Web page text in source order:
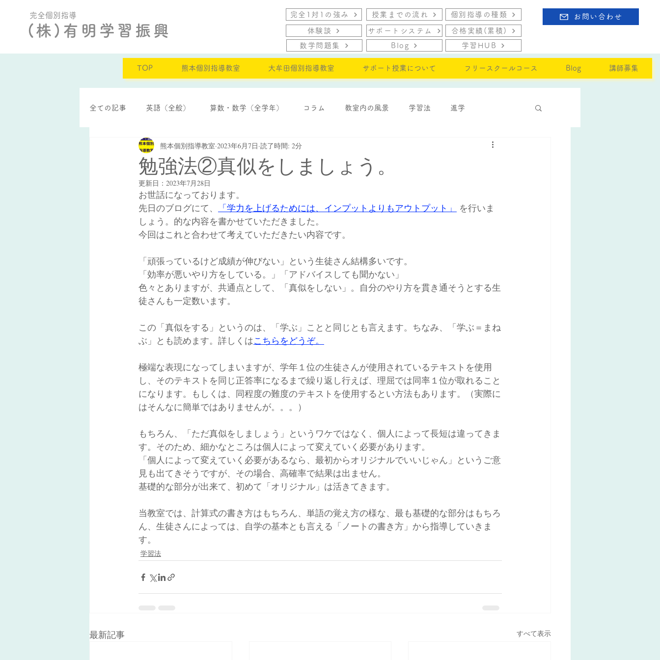
完全個別指導
(株)有明学習振興
完全1対1の強み 授業までの流れ 個別指導の種類
体験談
数学問題集
サポートシステム
合格実績(累積)
Blog
学習HUB
お問い合わせ
TOP 熊本個別指導教室 大牟田個別指導教室 サポート授業について フリースクールコース Blog 講師募集
全ての記事 英語（全般） 算数・数学（全学年） コラム 教室内の風景 学習法 進学
定期テスト結果 自己肯定感・モチベーション
勉強法②真似をしましょう。
熊本個別指導教室 2023年6月7日 読了時間: 2分
更新日： 2023年7月28日
お世話になっております。
先日のブログにて、
「学力を上げるためには、インプットよりもアウトプット」
を行いま
しょう。的な内容を書かせていただきました。
今回はこれと合わせて考えていただきたい内容です。
「頑張っているけど成績が伸びない」という生徒さん結構多いです。
「効率が悪いやり方をしている。」「アドバイスしても聞かない」
色々とありますが、共通点として、「真似をしない」。自分のやり方を貫き通そうとする生
徒さんも一定数います。
この「真似をする」というのは、「学ぶ」ことと同じとも言えます。ちなみ、「学ぶ＝まね
ぶ」とも読めます。詳しくはこちらをどうぞ。
極端な表現になってしまいますが、学年１位の生徒さんが使用されているテキストを使用
し、そのテキストを同じ正答率になるまで繰り返し行えば、理屈では同率１位が取れること
になります。もしくは、同程度の難度のテキストを使用するとい方法もあります。（実際に
はそんなに簡単ではありませんが。。。）
もちろん、「ただ真似をしましょう」というワケではなく、個人によって長短は違ってきま
す。そのため、細かなところは個人によって変えていく必要があります。
「個人によって変えていく必要があるなら、最初からオリジナルでいいじゃん」というご意
見も出てきそうですが、その場合、高確率で結果は出ません。
基礎的な部分が出来て、初めて「オリジナル」は活きてきます。
当教室では、計算式の書き方はもちろん、単語の覚え方の様な、最も基礎的な部分はもちろ
ん、生徒さんによっては、自学の基本とも言える「ノートの書き方」から指導していきま
す。
学習法
最新記事 すべて表示